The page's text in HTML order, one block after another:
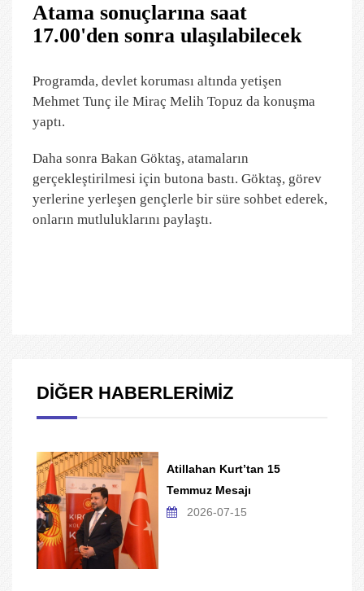
Atama sonuçlarına saat
17.00'den sonra ulaşılabilecek
Programda, devlet koruması altında yetişen
Mehmet Tunç ile Miraç Melih Topuz da konuşma
yaptı.
Daha sonra Bakan Göktaş, atamaların
gerçekleştirilmesi için butona bastı. Göktaş, görev
yerlerine yerleşen gençlerle bir süre sohbet ederek,
onların mutluluklarını paylaştı.
DİĞER HABERLERİMİZ
Atillahan Kurt’tan 15
Temmuz Mesajı
2026-07-15